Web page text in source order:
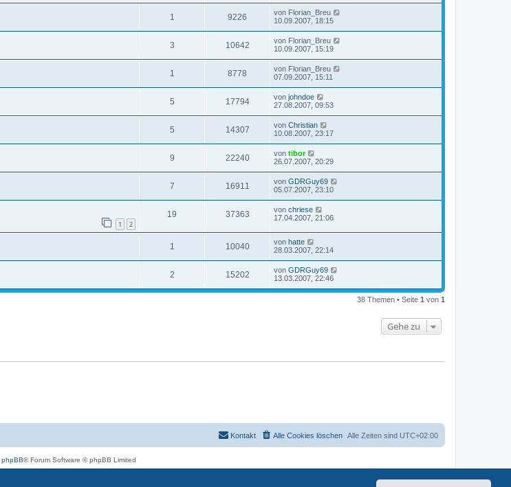
1 9226 von Florian_Breu
10.09.2007, 18:15
3 10642 von Florian_Breu
10.09.2007, 15:19
1 8778 von Florian_Breu
07.09.2007, 15:11
5 17794 von johndoe
27.08.2007, 09:53
5 14307 von Christian
10.08.2007, 23:17
9 22240 von tibor
26.07.2007, 20:29
7 16911 von GDRGuy69
05.07.2007, 23:10
1 2
19 37363 von chriese
17.04.2007, 21:06
1 10040 von hatte
28.03.2007, 22:14
2 15202 von GDRGuy69
13.03.2007, 22:46
38 Themen • Seite 1 von 1
Gehe zu
Alle Zeiten sind UTC+02:00
Alle Cookies löschen
Kontakt
phpBB® Forum Software © phpBB Limited